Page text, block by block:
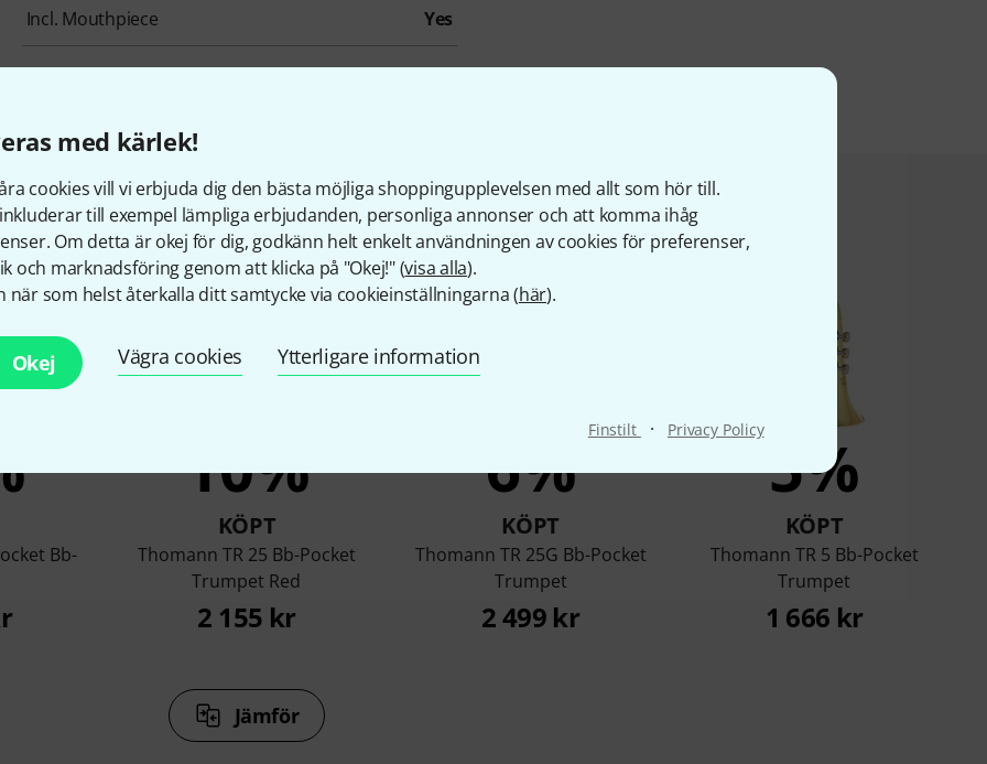
med kärlek!
cookies vill vi erbjuda dig den bästa möjliga shoppingupplevelsen med allt som hör till.
till exempel lämpliga erbjudanden, personliga annonser och att komma ihåg
Om detta är okej för dig, godkänn helt enkelt användningen av cookies för preferenser,
och marknadsföring genom att klicka på "Okej!" (visa alla).
när som helst återkalla ditt samtycke via cookieinställningarna (här).
Okej Vägra cookies Ytterligare information
Finstilt · Privacy Policy
Incl. Mouthpiece Yes
som tittade på denna produkt köpte
Bb-
10%
KÖPT
Thomann TR 25 Bb-Pocket
Trumpet Red
2 155 kr
6%
KÖPT
Thomann TR 25G Bb-Pocket
Trumpet
2 499 kr
5%
KÖPT
Thomann TR 5 Bb-Pocket
Trumpet
1 666 kr
Jämför